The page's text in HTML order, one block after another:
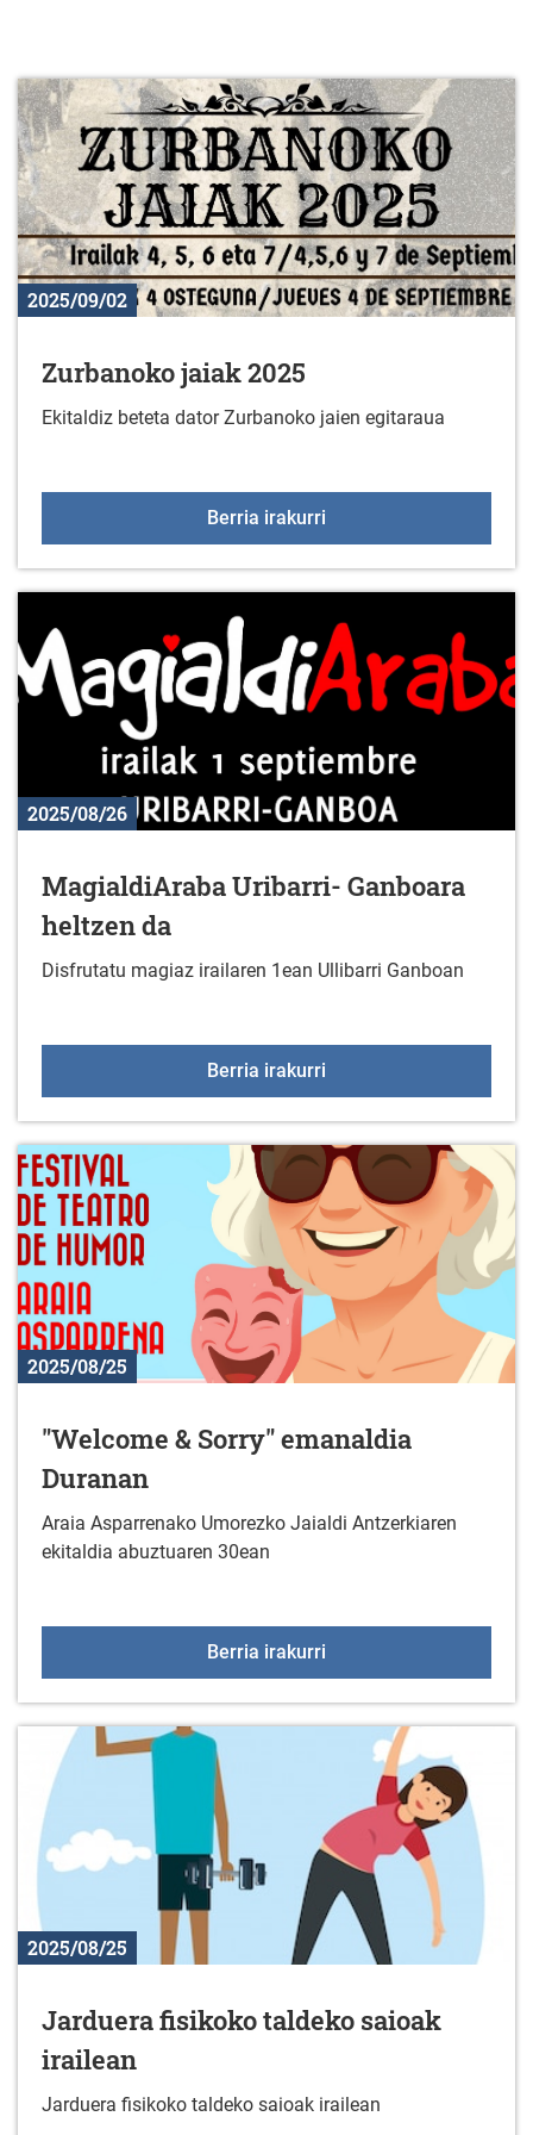
2025/09/02
Zurbanoko jaiak 2025
Ekitaldiz beteta dator Zurbanoko jaien egitaraua
Berria irakurri
2025/08/26
MagialdiAraba Uribarri- Ganboara
heltzen da
Disfrutatu magiaz irailaren 1ean Ullibarri Ganboan
Berria irakurri
2025/08/25
"Welcome & Sorry" emanaldia
Duranan
Araia Asparrenako Umorezko Jaialdi Antzerkiaren
ekitaldia abuztuaren 30ean
Berria irakurri
2025/08/25
Jarduera fisikoko taldeko saioak
irailean
Jarduera fisikoko taldeko saioak irailean